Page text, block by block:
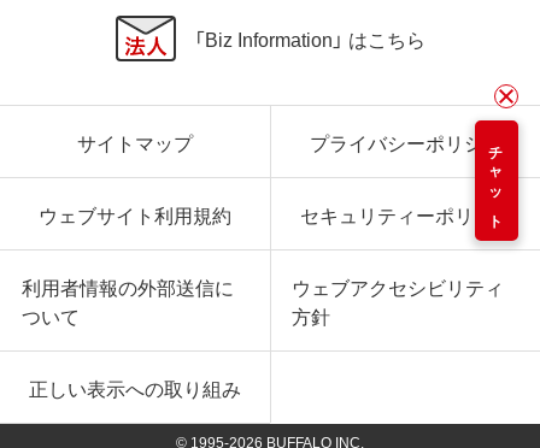
チャット
「Biz Information」 はこちら
サイトマップ プライバシーポリシー
ウェブサイト利用規約 セキュリティーポリシー
利用者情報の外部送信に
ついて
ウェブアクセシビリティ
方針
正しい表示への取り組み
© 1995-2026 BUFFALO INC.